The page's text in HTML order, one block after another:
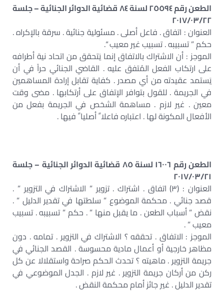
الطعن رقم ٢٥٥٩٤ لسنة ٨٤ قضائية الدوائر الجنائية – جلسة
٢٠١٧/٠٣/٢٢
العنوان : اتفاق . فاعل أصلى . مسئولية جنائية . سرقة بالإكراه .
حكم ” تسبيبه . تسبيب غير معيب “.
الموجز : أن الاشتراك بالاتفاق إنما يَتحقق من اتحاد نية أطرافه
على ارتكاب الفعل المُتفق عليه . القاضي الجنائي حراً في أن
يَستمد عقيدته من أي مصدر . كفاية تقابل إرادة المساهمين
في الجريمة . للقول بتوافر الإتفاق على أرتكابها . مضى وقت
معين . غير لازم . مساهمة الشخص في الجريمة بفعل من
الأفعال المكونة لها . اعتباره فاعلا ً أصليا ً فيها .
الطعن رقم ١٦٠٠٦ لسنة ٨٥ قضائية الدوائر الجنائية – جلسة
٢٠١٧/٠٣/٢١
العنوان : (٣) اتفاق . اشتراك . تزوير ” الاشتراك في التزوير ” .
قصد جنائي . محكمة الموضوع ” سلطتها في تقدير الدليل ” .
نقض ” أسباب الطعن . ما يقبل منها ” . حكم ” تسبيبه . تسبيب
معيب ” .
الموجز : الاتفاق . تحققه ؟ الاشتراك في التزوير . تمامه . دون
مظاهر خارجية أو أعمال مادية محسوسة . القصد الجنائي في
جريمة التزوير . ماهيته ؟ تحدث الحكم صراحة واستقلالا عن كل
ركن من أركان جريمة التزوير . غير لازم . الجدل الموضوعي في
تقدير الدليل . غير جائز أمام محكمة النقض .